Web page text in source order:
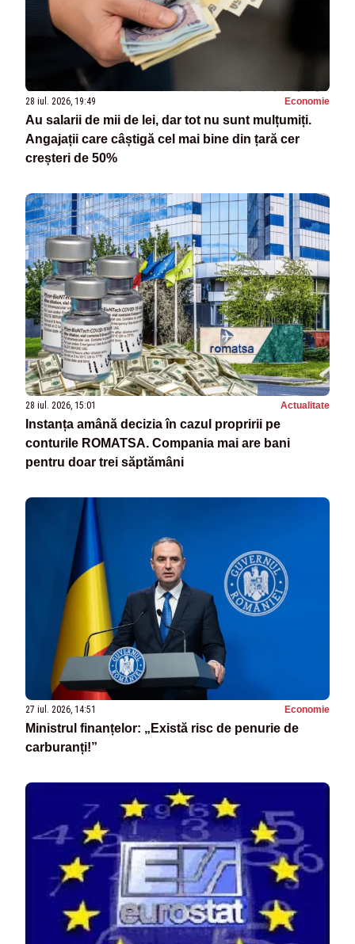
28 iul. 2026, 19:49 Economie
Au salarii de mii de lei, dar tot nu sunt mulțumiți.
Angajații care câștigă cel mai bine din țară cer
creșteri de 50%
28 iul. 2026, 15:01 Actualitate
Instanța amână decizia în cazul propririi pe
conturile ROMATSA. Compania mai are bani
pentru doar trei săptămâni
27 iul. 2026, 14:51 Economie
Ministrul finanțelor: „Există risc de penurie de
carburanți!”